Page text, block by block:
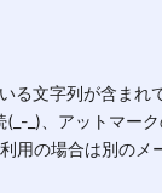
る文字列が含まれ
_)、アットマー
用の場合は別の